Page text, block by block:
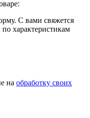
С вами свяжется
характеристикам
на обработку своих